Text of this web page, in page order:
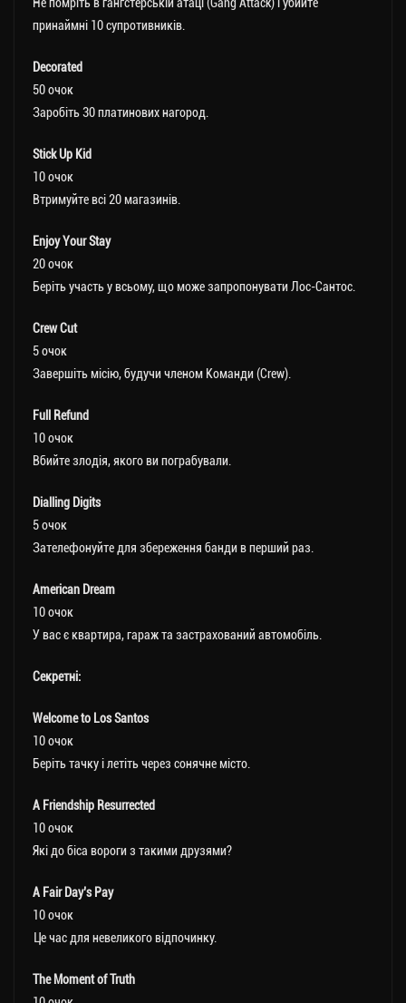
Не помріть в гангстерській атаці (Gang Attack) і убийте
принаймні 10 супротивників.
Decorated
50 очок
Заробіть 30 платинових нагород.
Stick Up Kid
10 очок
Втримуйте всі 20 магазинів.
Enjoy Your Stay
20 очок
Беріть участь у всьому, що може запропонувати Лос-Сантос.
Crew Cut
5 очок
Завершіть місію, будучи членом Команди (Crew).
Full Refund
10 очок
Вбийте злодія, якого ви пограбували.
Dialling Digits
5 очок
Зателефонуйте для збереження банди в перший раз.
American Dream
10 очок
У вас є квартира, гараж та застрахований автомобіль.
Секретні:
Welcome to Los Santos
10 очок
Беріть тачку і летіть через сонячне місто.
A Friendship Resurrected
10 очок
Які до біса вороги з такими друзями?
A Fair Day’s Pay
10 очок
Це час для невеликого відпочинку.
The Moment of Truth